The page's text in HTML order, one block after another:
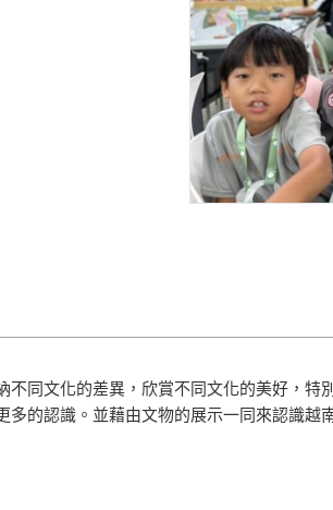
同文化的差異，欣賞不同文化的美好，
的認識。並藉由文物的展示一同來認識